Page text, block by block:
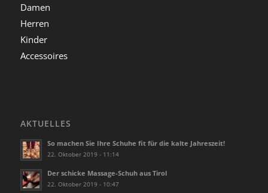
Damen
Herren
Kinder
Accessoires
AKTUELLES
So machen Sie Ihre Schuhe fit für die kalte Jahreszeit!
22. Oktober 2019 - 11:14
Der schicke Massage-Schuh aus Tirol
22. Oktober 2019 - 10:47